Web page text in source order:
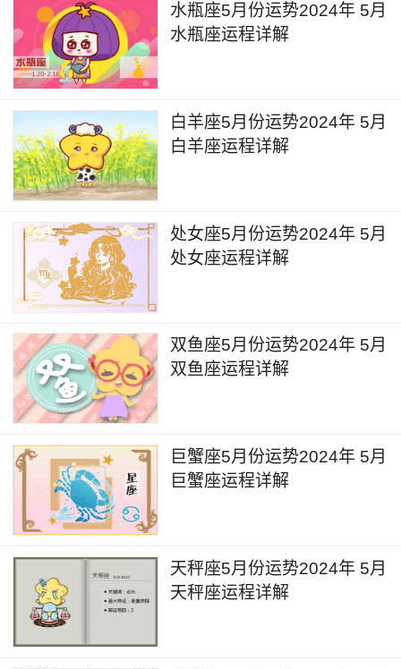
不过好在4月5日的时间，金星会进入到白羊
座，金星的能量会一定程度上增加个人的魅力值，
或是穿着一些靓丽的饰品或是衣服，能够有效地吸
引异性的注意，也会带来不错的桃花运。但是这段
时间不太适合过多地进行微调、美发、美容相关的
4月29日的时间，金星会进入到金牛座，金星
的能量对于个人的财务领域会带来一定的提升。在
关的事宜，部分人的绩效或者副业的收入也会有所
提升。不过相应的金星也会激发部分人对于美食或
护肤品、化妆品的消费欲望，需要适当的有所控制
4月30日的时间，火星会进入到白羊座，火星
的能量会加快让自己脱离水逆的影响，这段时间个
人的专注力和动力都会得到极大的提升，不再会出
现过往情绪低迷和焦躁的状态，对于许多的事情会
想到就做，效率大幅的提升。不过相应的部分人还
是容易出现暴脾气的情况，因此在做事的过程中还
水瓶座5月份运势2024年 5月
水瓶座运程详解
白羊座5月份运势2024年 5月
白羊座运程详解
处女座5月份运势2024年 5月
处女座运程详解
双鱼座5月份运势2024年 5月
双鱼座运程详解
巨蟹座5月份运势2024年 5月
巨蟹座运程详解
天秤座5月份运势2024年 5月
天秤座运程详解